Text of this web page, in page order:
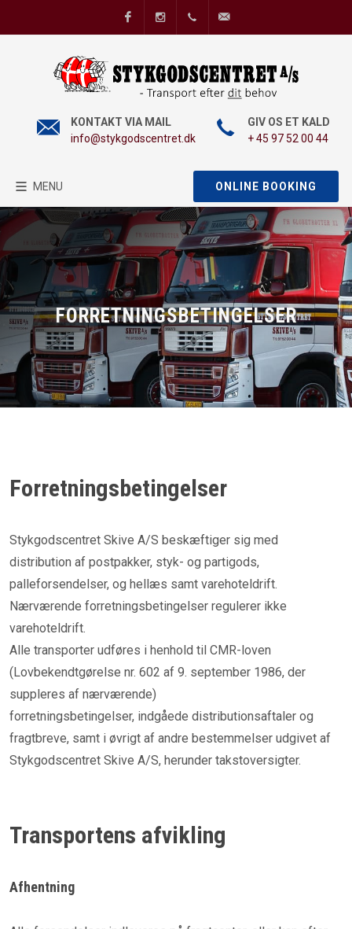
FacebookInstagram+45 97 52 00 44
KONTAKT VIA MAIL
info@stykgodscentret.dk
GIV OS ET KALD
+ 45 97 52 00 44
ONLINE BOOKING
MENU
FORRETNINGSBETINGELSER
Forretningsbetingelser
Stykgodscentret Skive A/S beskæftiger sig med
distribution af postpakker, styk- og partigods,
palleforsendelser, og hellæs samt varehoteldrift.
Nærværende forretningsbetingelser regulerer ikke
varehoteldrift.
Alle transporter udføres i henhold til CMR-loven
(Lovbekendtgørelse nr. 602 af 9. september 1986, der
suppleres af nærværende)
forretningsbetingelser, indgåede distributionsaftaler og
fragtbreve, samt i øvrigt af andre bestemmelser udgivet af
Stykgodscentret Skive A/S, herunder takstoversigter.
Transportens afvikling
Afhentning